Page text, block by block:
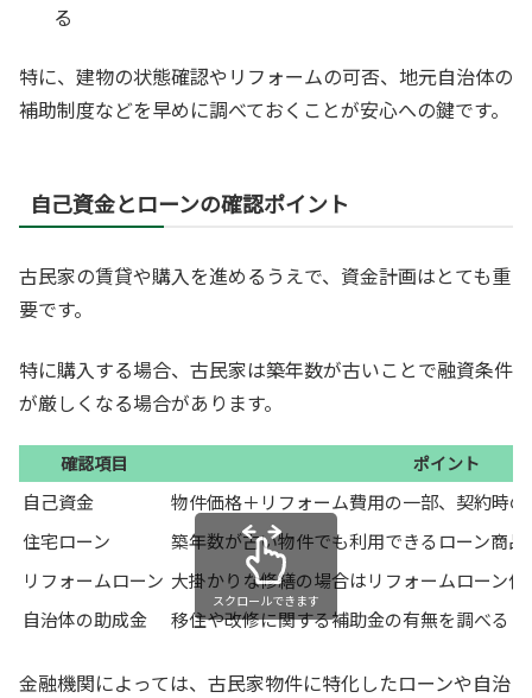
る
特に、建物の状態確認やリフォームの可否、地元自治体の
補助制度などを早めに調べておくことが安心への鍵です。
自己資金とローンの確認ポイント
古民家の賃貸や購入を進めるうえで、資金計画はとても重
要です。
特に購入する場合、古民家は築年数が古いことで融資条件
が厳しくなる場合があります。
確認項目 ポイント
自己資金
物件価格＋リフォーム費用の一部、契約時
住宅ローン
築年数が古い物件でも利用できるローン商
リフォームローン 大掛かりな修繕の場合はリフォームローン
自治体の助成金
移住や改修に関する補助金の有無を調べる
スクロールできます
金融機関によっては、古民家物件に特化したローンや自治